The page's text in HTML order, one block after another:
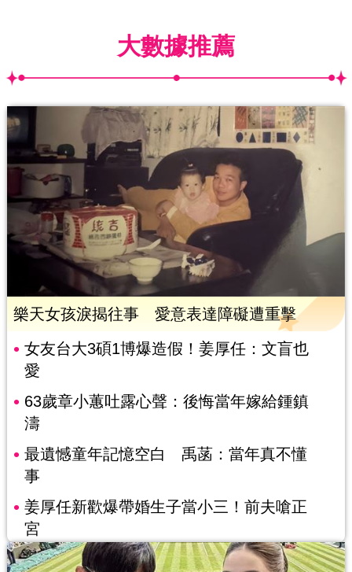
大數據推薦
樂天女孩淚揭往事 愛意表達障礙遭重擊
女友台大3碩1博爆造假！姜厚任：文盲也
愛
63歲章小蕙吐露心聲：後悔當年嫁給鍾鎮
濤
最遺憾童年記憶空白 禹菡：當年真不懂
事
姜厚任新歡爆帶婚生子當小三！前夫嗆正
宮